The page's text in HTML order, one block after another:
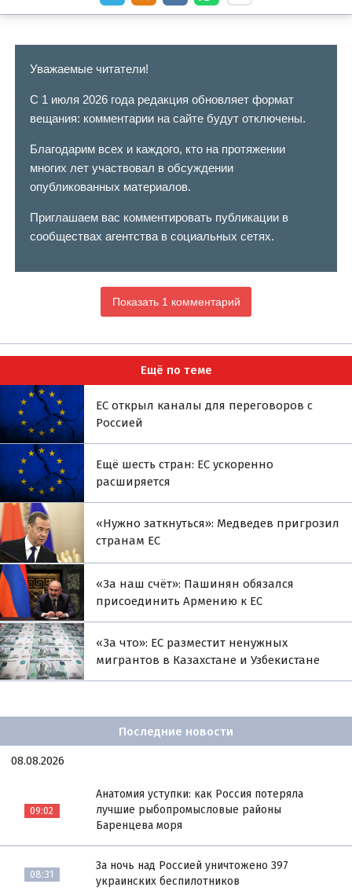
Уважаемые читатели!
С 1 июля 2026 года редакция обновляет формат
вещания: комментарии на сайте будут отключены.
Благодарим всех и каждого, кто на протяжении
многих лет участвовал в обсуждении
опубликованных материалов.
Приглашаем вас комментировать публикации в
сообществах агентства в социальных сетях.
Показать 1 комментарий
Ещё по теме
ЕС открыл каналы для переговоров с
Россией
Ещё шесть стран: ЕС ускоренно
расширяется
«Нужно заткнуться»: Медведев пригрозил
странам ЕС
«За наш счёт»: Пашинян обязался
присоединить Армению к ЕС
«За что»: ЕС разместит ненужных
мигрантов в Казахстане и Узбекистане
Последние новости
08.08.2026
09:02
Анатомия уступки: как Россия потеряла
лучшие рыбопромысловые районы
Баренцева моря
08:31
За ночь над Россией уничтожено 397
украинских беспилотников